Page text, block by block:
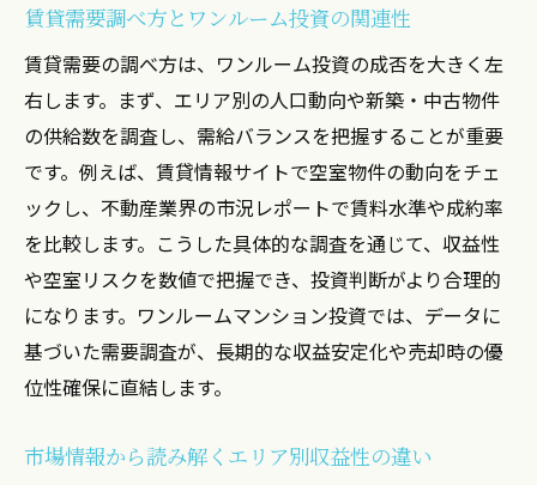
賃貸需要調べ方とワンルーム投資の関連性
賃貸需要の調べ方は、ワンルーム投資の成否を大きく左
右します。まず、エリア別の人口動向や新築・中古物件
の供給数を調査し、需給バランスを把握することが重要
です。例えば、賃貸情報サイトで空室物件の動向をチェ
ックし、不動産業界の市況レポートで賃料水準や成約率
を比較します。こうした具体的な調査を通じて、収益性
や空室リスクを数値で把握でき、投資判断がより合理的
になります。ワンルームマンション投資では、データに
基づいた需要調査が、長期的な収益安定化や売却時の優
位性確保に直結します。
市場情報から読み解くエリア別収益性の違い